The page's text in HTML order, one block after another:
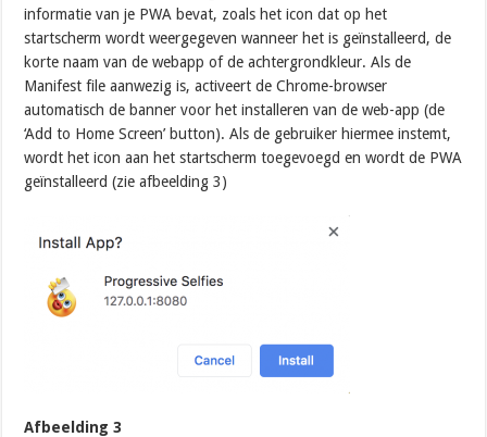
informatie van je PWA bevat, zoals het icon dat op het
startscherm wordt weergegeven wanneer het is geïnstalleerd, de
korte naam van de webapp of de achtergrondkleur. Als de
Manifest file aanwezig is, activeert de Chrome-browser
automatisch de banner voor het installeren van de web-app (de
‘Add to Home Screen’ button). Als de gebruiker hiermee instemt,
wordt het icon aan het startscherm toegevoegd en wordt de PWA
geïnstalleerd (zie afbeelding 3)
Afbeelding 3